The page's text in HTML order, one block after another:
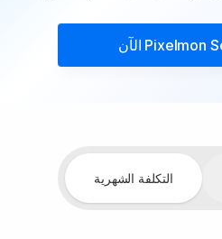
Pixelmon الآن
التكلفة الشهرية